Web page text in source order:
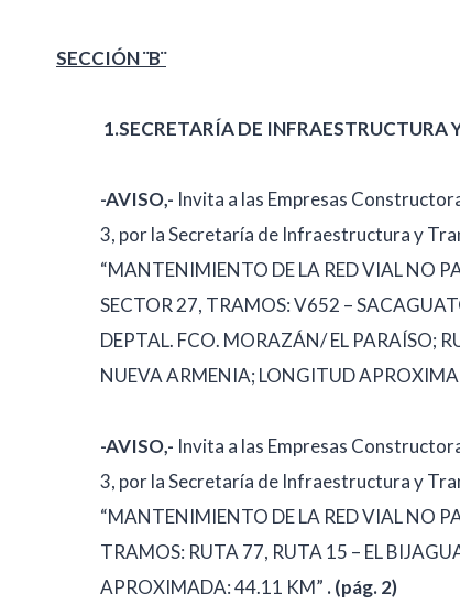
SECCIÓN ¨B¨
1.SECRETARÍA DE INFRAESTRUCTURA
-AVISO,- Invita a las Empresas
3, por la Secretaría de Infraestructura y
“MANTENIMIENTO DE LA RED VIAL NO
SECTOR 27, TRAMOS: V652 –
DEPTAL. FCO. MORAZÁN/ EL PARAÍSO;
NUEVA ARMENIA; LONGITUD
-AVISO,- Invita a las Empresas
3, por la Secretaría de Infraestructura y
“MANTENIMIENTO DE LA RED VIAL NO
TRAMOS: RUTA 77, RUTA 15 – EL
APROXIMADA: 44.11 KM” . (pág. 2)